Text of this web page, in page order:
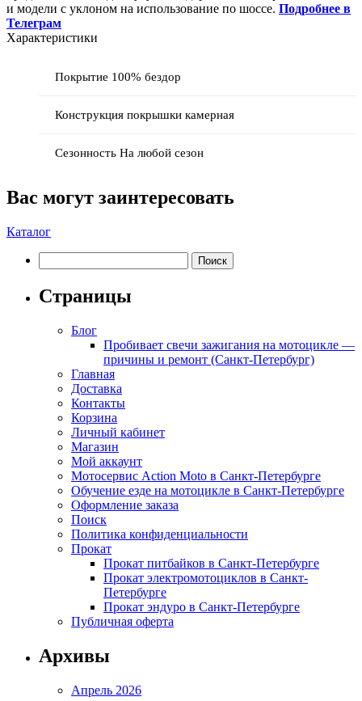
и модели с уклоном на использование по шоссе. Подробнее в
Телеграм
Характеристики
Покрытие 100% бездор
Конструкция покрышки камерная
Сезонность На любой сезон
Вас могут заинтересовать
Каталог
Страницы
Блог
Пробивает свечи зажигания на мотоцикле —
причины и ремонт (Санкт-Петербург)
Главная
Доставка
Контакты
Корзина
Личный кабинет
Магазин
Мой аккаунт
Мотосервис Action Moto в Санкт-Петербурге
Обучение езде на мотоцикле в Санкт-Петербурге
Оформление заказа
Поиск
Политика конфиденциальности
Прокат
Прокат питбайков в Санкт-Петербурге
Прокат электромотоциклов в Санкт-
Петербурге
Прокат эндуро в Санкт-Петербурге
Публичная оферта
Архивы
Апрель 2026